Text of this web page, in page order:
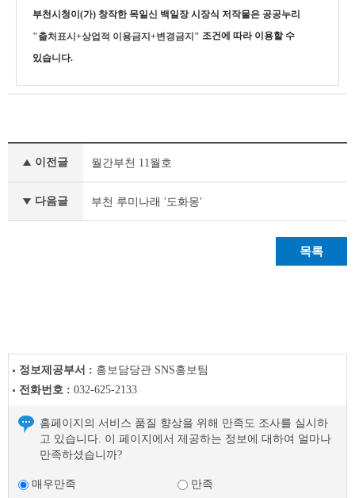
부천시청이(가) 창작한목일신 백일장 시장식 저작물은 공공누리
"출처표시+상업적 이용금지+변경금지" 조건에 따라 이용할 수
있습니다.
갤
이전글 월간부천 11월호
다음글 부천 루미나래 '도화몽'
목록
정보제공부서 : 홍보담당관 SNS홍보팀
전화번호 : 032-625-2133
홈페이지의 서비스 품질 향상을 위해 만족도 조사를 실시하
고 있습니다. 이 페이지에서 제공하는 정보에 대하여 얼마나
만족하셨습니까?
매우만족
만족